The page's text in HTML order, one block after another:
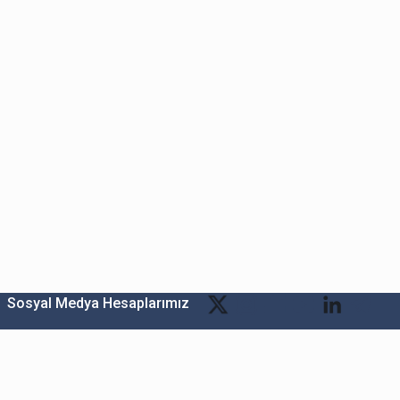
Sosyal Medya Hesaplarımız